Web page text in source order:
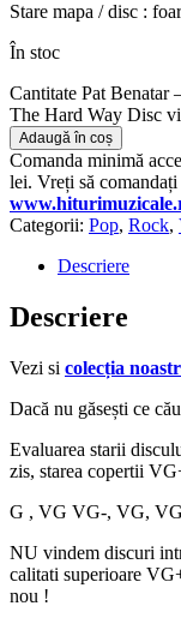
Stare mapa / disc :
În stoc
Cantitate Pat Benatar
The Hard Way Disc
Adaugă în coș
Comanda minimă
lei. Vreți să
Categorii: Pop, Rock,
Descriere
Descriere
Vezi si colecția
Dacă nu găsești ce
Evaluarea starii
zis, starea copertii
G , VG VG-, VG,
NU vindem discuri
calitati superioare
nou !